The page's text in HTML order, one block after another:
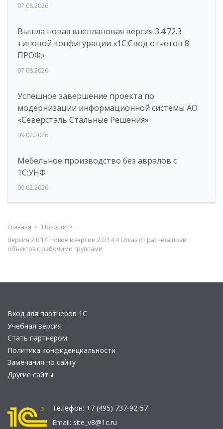
07.08.2026
Вышла новая внеплановая версия 3.4.72.3
типовой конфигурации «1C:Свод отчетов 8
ПРОФ»
07.08.2026
Успешное завершение проекта по
модернизации информационной системы АО
«Северсталь Стальные Решения»
09.02.2026
Мебельное производство без авралов с
1С:УНФ
09.02.2026
Главная
Новости
Версия 2.0.14 Новое в версии 2.0.14.4 Отказ от расчета прав
объектов с рабочими группами
Вход для партнеров 1С
Учебная версия
Стать партнером
Политика конфиденциальности
Замечания по сайту
Другие сайты
Телефон: +7 (495) 737-92-57
Email: site_v8@1c.ru